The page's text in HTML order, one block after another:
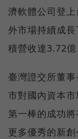
濟軟體公司登
外市場持續成
積營收達3.72億
臺灣證交所董
市對國內資本
第一棒的成功
更多優秀的新